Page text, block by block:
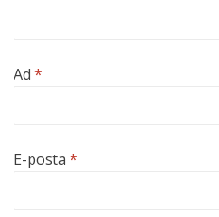
Ad *
E-posta *